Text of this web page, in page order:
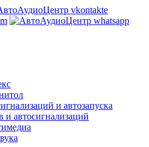
и автозапуска
и автосигнализаций